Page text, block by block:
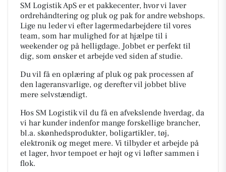
SM Logistik ApS er et pakkecenter, hvor vi laver
ordrehåndtering og pluk og pak for andre webshops.
Lige nu leder vi efter lagermedarbejdere til vores
team, som har mulighed for at hjælpe til i
weekender og på helligdage. Jobbet er perfekt til
dig, som ønsker et arbejde ved siden af studie.
Du vil få en oplæring af pluk og pak processen af
den lageransvarlige, og derefter vil jobbet blive
mere selvstændigt.
Hos SM Logistik vil du få en afvekslende hverdag, da
vi har kunder indenfor mange forskellige brancher,
bl.a. skønhedsprodukter, boligartikler, tøj,
elektronik og meget mere. Vi tilbyder et arbejde på
et lager, hvor tempoet er højt og vi løfter sammen i
flok.